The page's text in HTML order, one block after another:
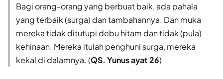
Bagi orang-orang yang berbuat baik, ada pahala
yang terbaik (surga) dan tambahannya. Dan muka
mereka tidak ditutupi debu hitam dan tidak (pula)
kehinaan. Mereka itulah penghuni surga, mereka
kekal di dalamnya. (QS. Yunus ayat 26)